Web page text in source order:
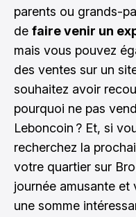
parents ou grands-
de faire venir un
mais vous pouvez
des ventes sur un
souhaitez avoir
pourquoi ne pas
Leboncoin ? Et, si
recherchez la
votre quartier sur
journée amusante et
une somme